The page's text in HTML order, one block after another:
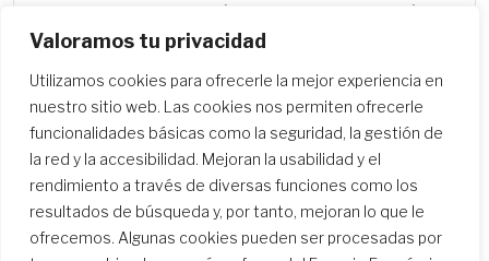
Valoramos tu privacidad
Utilizamos cookies para ofrecerle la mejor experiencia en
nuestro sitio web. Las cookies nos permiten ofrecerle
funcionalidades básicas como la seguridad, la gestión de
la red y la accesibilidad. Mejoran la usabilidad y el
rendimiento a través de diversas funciones como los
resultados de búsqueda y, por tanto, mejoran lo que le
ofrecemos. Algunas cookies pueden ser procesadas por
para convocar el Capítulo Especial 2021, así
como los materiales para ayudarnos en la
preparación del Capítulo Especial.